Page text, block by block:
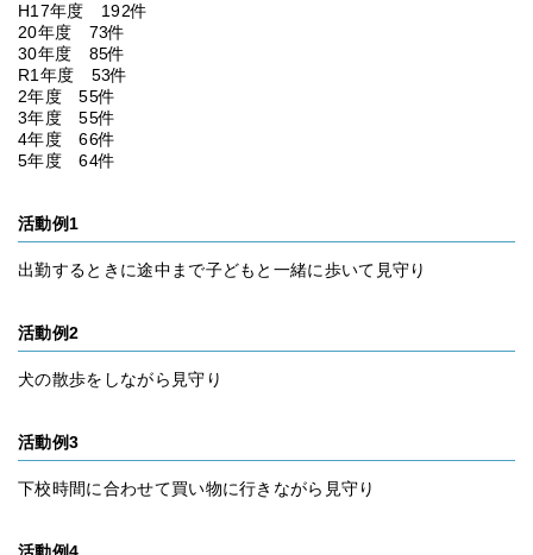
H17年度 192件
20年度 73件
30年度 85件
R1年度 53件
2年度 55件
3年度 55件
4年度 66件
5年度 64件
活動例1
出勤するときに途中まで子どもと一緒に歩いて見守り
活動例2
犬の散歩をしながら見守り
活動例3
下校時間に合わせて買い物に行きながら見守り